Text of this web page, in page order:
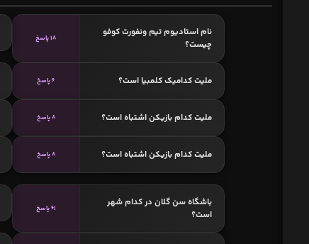
نام استادیوم تیم ونفورت کوفو
چیست؟
18 پاسخ
ملیت کدامیک کلمبیا است؟ 6 پاسخ
ملیت کدام بازیکن اشتباه است؟ 8 پاسخ
ملیت کدام بازیکن اشتباه است؟ 8 پاسخ
باشگاه سن گلان در کدام شهر
است؟
61 پاسخ